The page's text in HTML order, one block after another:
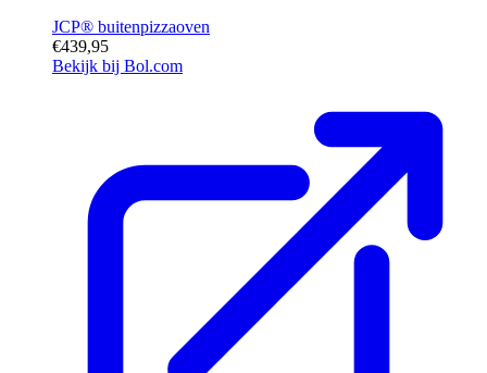
JCP® buitenpizzaoven
€439,95
Bekijk bij Bol.com